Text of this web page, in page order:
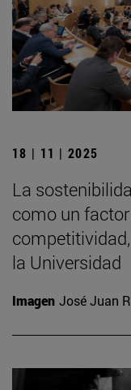
18 | 11 | 2025
La
como un
la Universidad
Imagen José Juan